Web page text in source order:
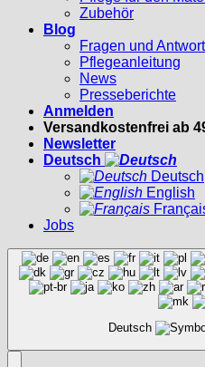
Zubehör
Blog
Fragen und
Pflegeanleitung
News
Presseberichte
Anmelden
Versandkostenfrei ab
Newsletter
Deutsch
Deutsch
English
Jobs
Deutsch